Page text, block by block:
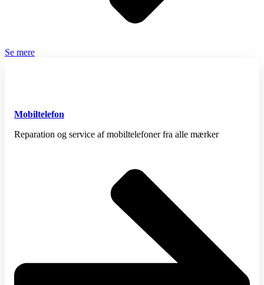
Se mere
Mobiltelefon
Reparation og service af mobiltelefoner fra alle mærker